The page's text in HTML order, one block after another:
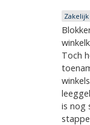
Zakelijk
Toch
is nog